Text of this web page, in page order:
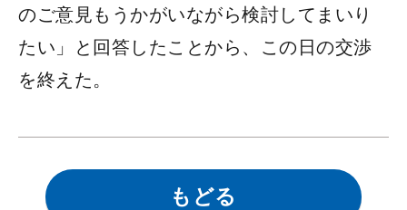
のご意見もうかがいながら検討してまいり
たい」と回答したことから、この日の交渉
を終えた。
もどる